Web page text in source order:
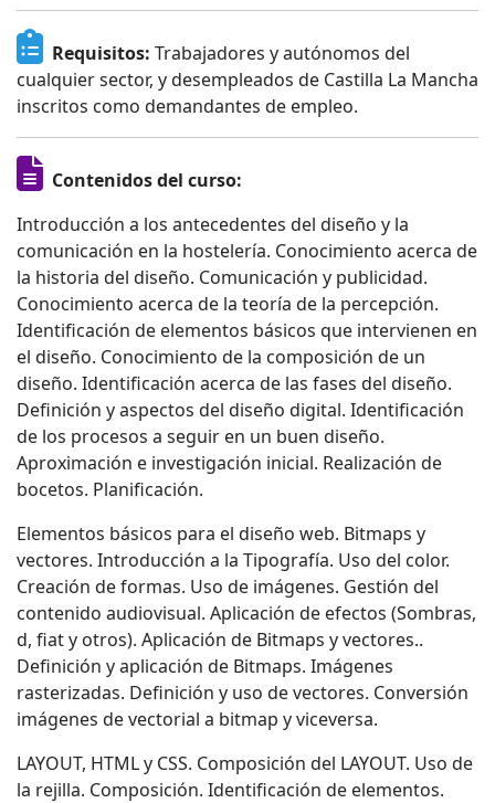
Requisitos: Trabajadores y autónomos del
cualquier sector, y desempleados de Castilla La Mancha
inscritos como demandantes de empleo.
Contenidos del curso:
Introducción a los antecedentes del diseño y la
comunicación en la hostelería. Conocimiento acerca de
la historia del diseño. Comunicación y publicidad.
Conocimiento acerca de la teoría de la percepción.
Identificación de elementos básicos que intervienen en
el diseño. Conocimiento de la composición de un
diseño. Identificación acerca de las fases del diseño.
Definición y aspectos del diseño digital. Identificación
de los procesos a seguir en un buen diseño.
Aproximación e investigación inicial. Realización de
bocetos. Planificación.
Elementos básicos para el diseño web. Bitmaps y
vectores. Introducción a la Tipografía. Uso del color.
Creación de formas. Uso de imágenes. Gestión del
contenido audiovisual. Aplicación de efectos (Sombras,
d, fiat y otros). Aplicación de Bitmaps y vectores..
Definición y aplicación de Bitmaps. Imágenes
rasterizadas. Definición y uso de vectores. Conversión
imágenes de vectorial a bitmap y viceversa.
LAYOUT, HTML y CSS. Composición del LAYOUT. Uso de
la rejilla. Composición. Identificación de elementos.